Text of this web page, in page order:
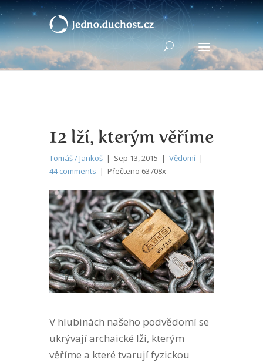
12 lží, kterým věříme
Tomáš / Jankoš | Sep 13, 2015 | Vědomí |
44 comments | Přečteno 63708x
V hlubinách našeho podvědomí se
ukrývají archaické lži, kterým
věříme a které tvarují fyzickou